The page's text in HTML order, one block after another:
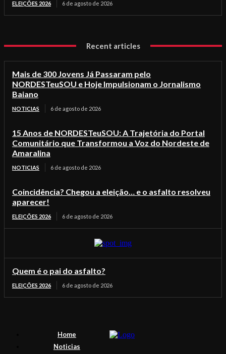
ELEIÇÕES 2026 6 de agosto de 2026
Recent articles
Mais de 300 Jovens Já Passaram pelo
NORDESTeuSOU e Hoje Impulsionam o Jornalismo
Baiano
NOTICIAS 6 de agosto de 2026
15 Anos de NORDESTeuSOU: A Trajetória do Portal
Comunitário que Transformou a Voz do Nordeste de
Amaralina
NOTICIAS 6 de agosto de 2026
Coincidência? Chegou a eleição… e o asfalto resolveu
aparecer!
ELEIÇÕES 2026 6 de agosto de 2026
Quem é o pai do asfalto?
ELEIÇÕES 2026 6 de agosto de 2026
Home
Noticias